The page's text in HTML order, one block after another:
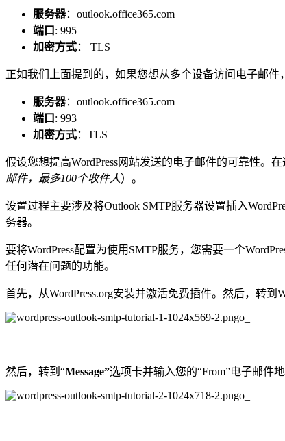
服务器：outlook.office365.com
端口 : 995
加密方式： TLS
正如我们上面提到的，如果您想从多个设备访问电子邮
服务器：outlook.office365.com
端口 : 993
加密方式：TLS
假设您想提高WordPress网站发送的电子邮件的可靠性。
邮件，最多100个收件人）。
设置过程主要涉及将Outlook SMTP服务器设置插入
务器。
要将WordPress配置为使用SMTP服务，您需要一个
任何潜在问题的功能。
首先，从WordPress.org安装并激活免费插件。然后，转到
然后，转到“Message”选项卡并输入您的“From”电子邮件